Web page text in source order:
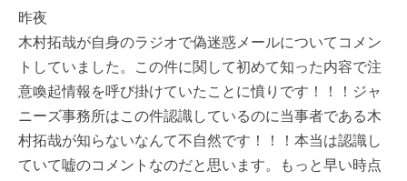
昨夜
木村拓哉が自身のラジオで偽迷惑メールについてコメン
トしていました。この件に関して初めて知った内容で注
意喚起情報を呼び掛けていたことに憤りです！！！ジャ
ニーズ事務所はこの件認識しているのに当事者である木
村拓哉が知らないなんて不自然です！！！本当は認識し
ていて嘘のコメントなのだと思います。もっと早い時点